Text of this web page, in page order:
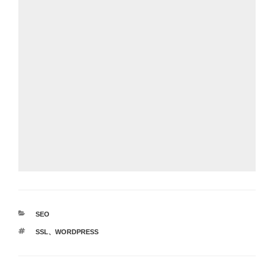
カ
ゴ
SEO
タ
SSL、 WORDPRESS